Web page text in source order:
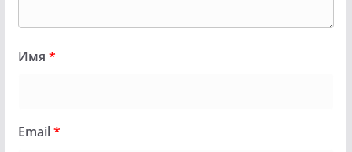
Имя *
Email*